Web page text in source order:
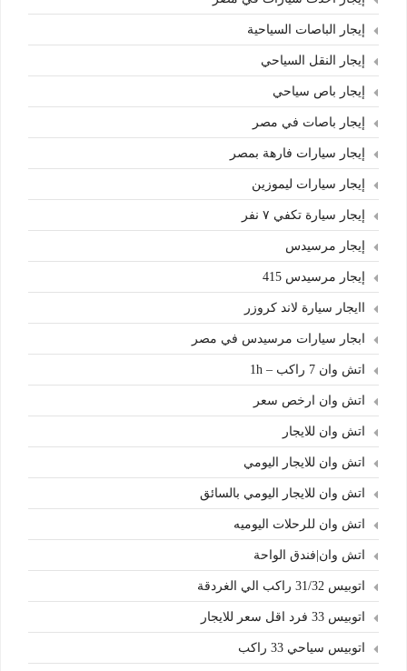
إيجار الباصات السياحية
إيجار النقل السياحي
إيجار باص سياحي
إيجار باصات في مصر
إيجار سيارات فارهة بمصر
إيجار سيارات ليموزين
إيجار سيارة تكفي ٧ نفر
إيجار مرسيدس
إيجار مرسيدس 415
اايجار سيارة لاند كروزر
ابجار سيارات مرسيدس في مصر
اتش وان 7 راكب – 1h
اتش وان ارخص سعر
اتش وان للايجار
اتش وان للايجار اليومي
اتش وان للايجار اليومي بالسائق
اتش وان للرحلات اليوميه
اتش وان|فندق الواحة
اتوبيس 31/32 راكب الي الغردقة
اتوبيس 33 فرد اقل سعر للايجار
اتوبيس سياحي 33 راكب